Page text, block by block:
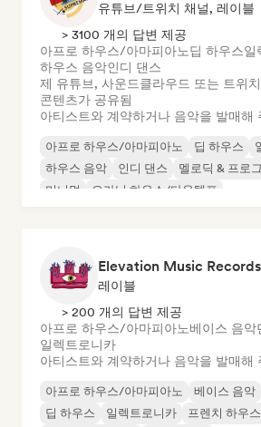
유튜브/트위치 채널, 레이블
> 3100 개의 답변 제공
아프로 하우스/아마피아노딥 하우스일
하우스 음악인디 댄스
제 유튜브, 사운드클라우드 또는 트위
콘텐츠가 공유됨
아티스트와 계약하거나 음악을 발매해
아프로 하우스/아마피아노 딥 하우스
하우스 음악
인디 댄스
멜로딕 & 프로
미니멀
오가닉 하우스/다운템포
Elevation Music Records
레이블
> 200 개의 답변 제공
아프로 하우스/아마피아노베이스 음악
일렉트로니카
아티스트와 계약하거나 음악을 발매해
아프로 하우스/아마피아노 베이스 음악
딥 하우스
일렉트로니카
프렌치 하우스